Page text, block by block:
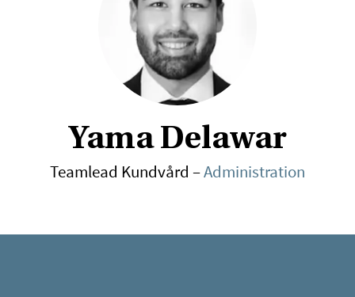
Yama Delawar
Teamlead Kundvård –Administration